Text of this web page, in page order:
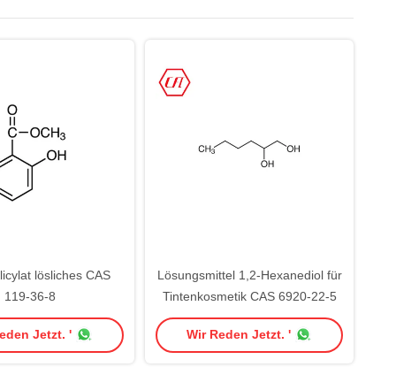
lösliches CAS
119-36-8
Jetzt. '
Lösungsmittel 1,2-Hexanediol für
Tintenkosmetik CAS 6920-22-5
Wir Reden Jetzt. '